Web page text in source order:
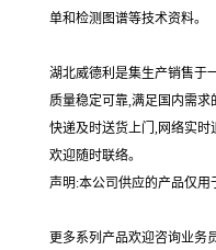
单和检测图谱等技术资料。
湖北威德利是集生产销售于
质量稳定可靠,满足国内需
快递及时送货上门,网络实
欢迎随时联络。
声明:本公司供应的产品仅用
更多系列产品欢迎咨询业务